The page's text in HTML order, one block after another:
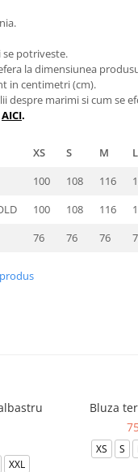
se potriveste.
la dimensiunea
in centimetri (cm).
despre marimi si cum se
AICI.
XS S M L
100 108 116
100 108 116
76 76 76
XXL
Bluza
XS S